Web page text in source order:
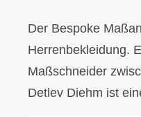
Der Bespoke
Herrenbekleidung.
Maßschneider
Detlev Diehm ist